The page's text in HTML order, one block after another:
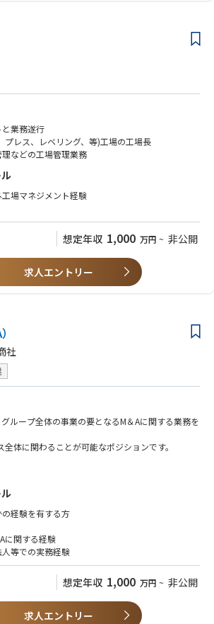
バーとクリエイティブな議論を行い、課題を乗り
感などものづくりの醍醐味を一緒に経験し、主体
る方を募集いたします。
と業務遂行
プレス、レベリング、等)工場の工場長
などの工場管理業務
場マネジメント経験
想定年収 1,000 万円 ~ 非公開
求人エントリー
社
ループ全体の事業の要となるM＆Aに関する業務を
体に関わることが可能なポジションです。
、案件ソーシング
主、外部専門家等との折衝
ェクトマネジメント 等
の経験を有する方
に関する経験
人等での実務経験
想定年収 1,000 万円 ~ 非公開
求人エントリー